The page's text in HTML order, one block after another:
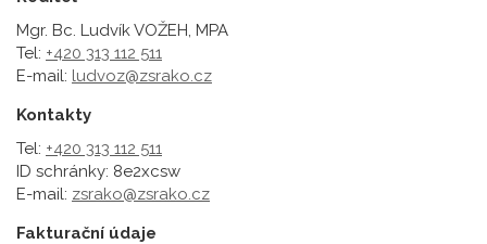
Mgr. Bc. Ludvík VOŽEH, MPA
Tel: +420 313 112 511
E-mail: ludvoz@zsrako.cz
Kontakty
Tel: +420 313 112 511
ID schránky: 8e2xcsw
E-mail: zsrako@zsrako.cz
Fakturační údaje